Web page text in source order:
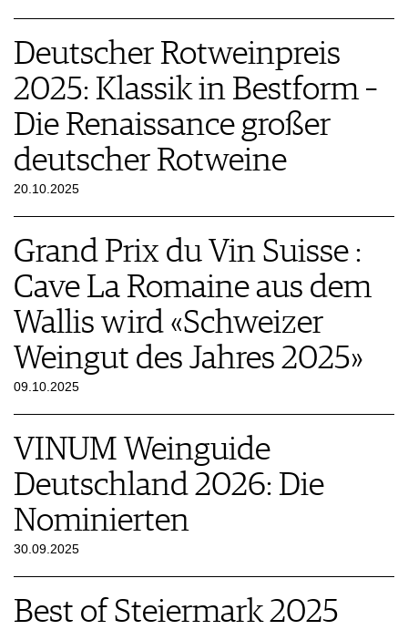
VORTEILSWELT
VORTEILSWELT
TRINKREIFETABELLE
ABO
WEINSUCHE
NEWSLETTER
WINE TRADE CLUB
REDAKTION
JOBS
WERBUNG
PRESSE
IMPRESSUM
AGB & DATENSCHUTZ
FAQ
Deutscher Rotweinpreis
2025: Klassik in Bestform –
Die Renaissance großer
deutscher Rotweine
20.10.2025
Grand Prix du Vin Suisse :
Cave La Romaine aus dem
Wallis wird «Schweizer
Weingut des Jahres 2025»
09.10.2025
VINUM Weinguide
Deutschland 2026: Die
Nominierten
30.09.2025
Best of Steiermark 2025